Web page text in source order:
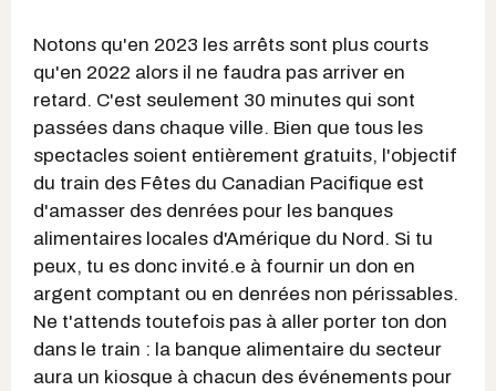
Notons qu'en 2023 les arrêts sont plus courts
qu'en 2022 alors il ne faudra pas arriver en
retard. C'est seulement 30 minutes qui sont
passées dans chaque ville. Bien que tous les
spectacles soient entièrement gratuits, l'objectif
du train des Fêtes du Canadian Pacifique est
d'amasser des denrées pour les banques
alimentaires locales d'Amérique du Nord. Si tu
peux, tu es donc invité.e à fournir un don en
argent comptant ou en denrées non périssables.
Ne t'attends toutefois pas à aller porter ton don
dans le train : la banque alimentaire du secteur
aura un kiosque à chacun des événements pour